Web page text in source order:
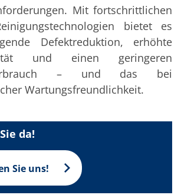
Mit fortschrittlichen
bietet es
Defektreduktion, erhöhte
und einen geringeren
– und das bei
Wartungsfreundlichkeit.
da!
Sie uns!